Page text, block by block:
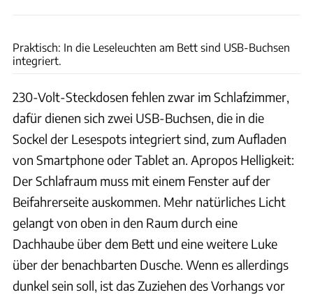
Praktisch: In die Leseleuchten am Bett sind USB-Buchsen
integriert.
230-Volt-Steckdosen fehlen zwar im Schlafzimmer,
dafür dienen sich zwei USB-Buchsen, die in die
Sockel der Lesespots integriert sind, zum Aufladen
von Smartphone oder Tablet an. Apropos Helligkeit:
Der Schlafraum muss mit einem Fenster auf der
Beifahrerseite auskommen. Mehr natürliches Licht
gelangt von oben in den Raum durch eine
Dachhaube über dem Bett und eine weitere Luke
über der benachbarten Dusche. Wenn es allerdings
dunkel sein soll, ist das Zuziehen des Vorhangs vor